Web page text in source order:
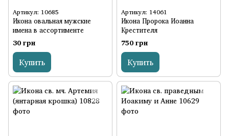
Артикул: 10685
Икона овальная мужские
имена в ассортименте
30 грн
Купить
Артикул: 14061
Икона Пророка Иоанна
Крестителя
750 грн
Купить